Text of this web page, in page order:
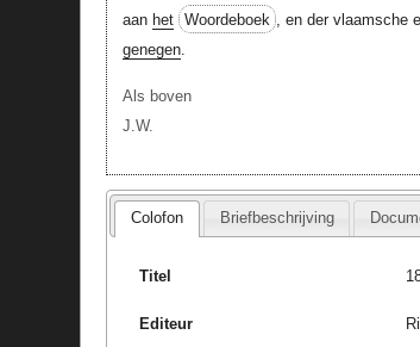
aan het Woordeboek , en der vlaamsche
genegen.
Als boven
J.W.
Colofon Briefbeschrijving
Titel
Editeur